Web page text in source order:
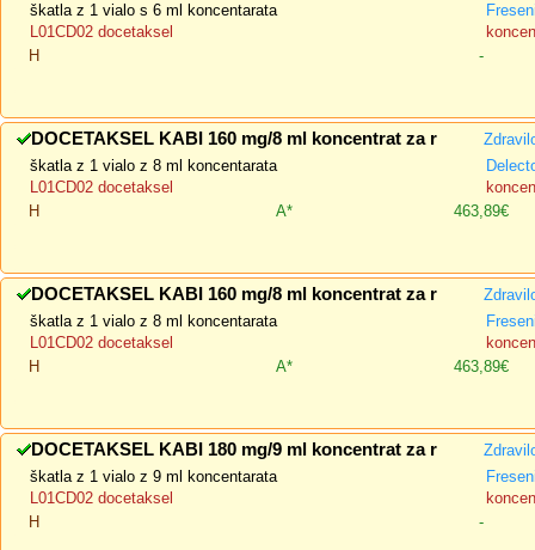
škatla z 1 vialo s 6 ml koncentarata
L01CD02 docetaksel
H
-
DOCETAKSEL KABI 160 mg/8 ml koncentrat za r
škatla z 1 vialo z 8 ml koncentarata
L01CD02 docetaksel
H
A* 463,89€
DOCETAKSEL KABI 160 mg/8 ml koncentrat za r
škatla z 1 vialo z 8 ml koncentarata
L01CD02 docetaksel
H
A* 463,89€
DOCETAKSEL KABI 180 mg/9 ml koncentrat za r
škatla z 1 vialo z 9 ml koncentarata
L01CD02 docetaksel
H
-